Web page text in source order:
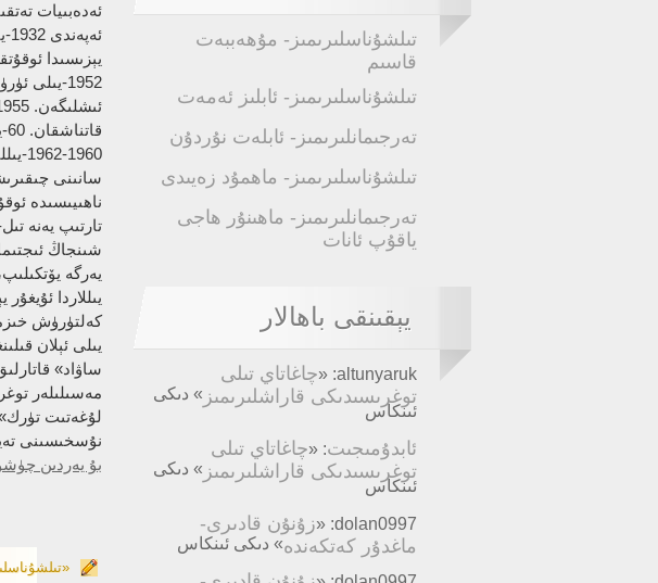
ئەدەبىيات
يېزىسىدا
1952-يىلى
شىنجاڭ
يىللاردا
يىلى ئېلان
ساۋاد»
لۇغەتىت تۈرك»
نۇسخىسىنى
بۇ يەردىن
تىلشۇناسلىرىمىز- مۇھەببەت
قاسىم
تىلشۇناسلىرىمىز- ئابلىز ئەمەت
تەرجىمانلىرىمىز- ئابلەت نۇردۇن
تىلشۇناسلىرىمىز- ماھمۇد زەيىدى
تەرجىمانلىرىمىز- ماھىنۇر ھاجى
ياقۇپ ئانات
يېقىنقى باھالار
altunyaruk: « چاغاتاي تىلى
توغرىسىدىكى قاراشلىرىمىز » دىكى
ئىنكاس
ئابدۇمىجىت: «چاغاتاي تىلى
توغرىسىدىكى قاراشلىرىمىز » دىكى
ئىنكاس
dolan0997: « زۇنۇن قادىرى-
ماغدۇر كەتكەندە» دىكى ئىنكاس